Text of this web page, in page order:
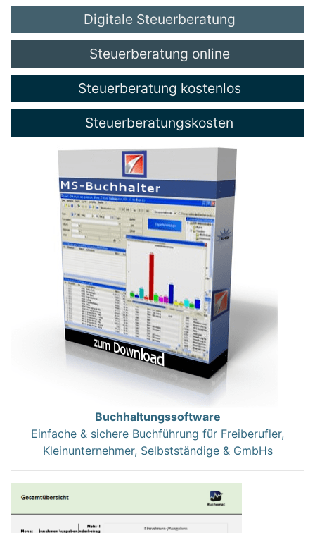
Digitale Steuerberatung
Steuerberatung online
Steuerberatung kostenlos
Steuerberatungskosten
Buchhaltungssoftware
Einfache & sichere Buchführung für Freiberufler,
Kleinunternehmer, Selbstständige & GmbHs